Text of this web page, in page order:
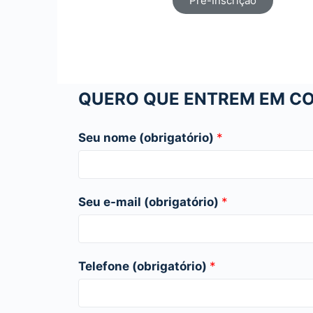
QUERO QUE ENTREM EM
Seu nome (obrigatório) *
Seu e-mail (obrigatório) *
Telefone (obrigatório) *